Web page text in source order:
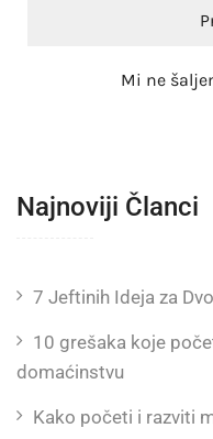
Mi ne
Najnoviji Članci
7 Jeftinih Ideja za
10 grešaka koje
domaćinstvu
Kako početi i razviti